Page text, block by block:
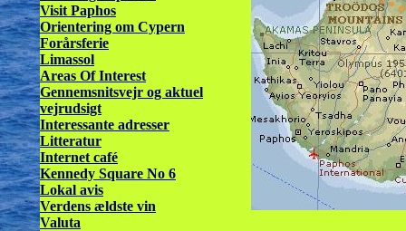
Visit Paphos
Orientering om Cypern
Forårsferie
Limassol
Areas Of Interest
Gennemsnitsvejr og aktuel
vejrudsigt
Interessante adresser
Litteratur
Internet café
Kennedy Square No 6
Lokal avis
Verdens ældste vin
Valuta